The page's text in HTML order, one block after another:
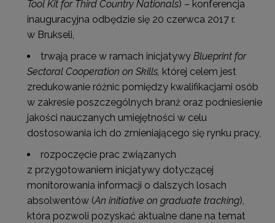
Tool Kit for Third Country Nationals) – konferencja
inauguracyjna odbędzie się 20 czerwca 2017 r.
w Brukseli,
trwają prace w ramach inicjatywy Blueprint for
Sectoral Cooperation on Skills, której celem jest
zredukowanie różnic pomiędzy kwalifikacjami osób
w zakresie poszczególnych branż oraz podniesienie
jakości nauczanych umiejętności w celu
dostosowania ich do zmieniającego się rynku pracy,
rozpoczęcie prac związanych
z przygotowaniem inicjatywy dotyczącej
monitorowania informacji o dalszych losach
absolwentów (An initiative on graduate tracking),
która pozwoli pozyskać aktualne dane na temat